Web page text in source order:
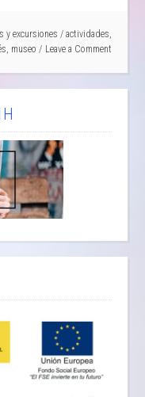
y excursiones / actividades,
, museo Leave a Comment